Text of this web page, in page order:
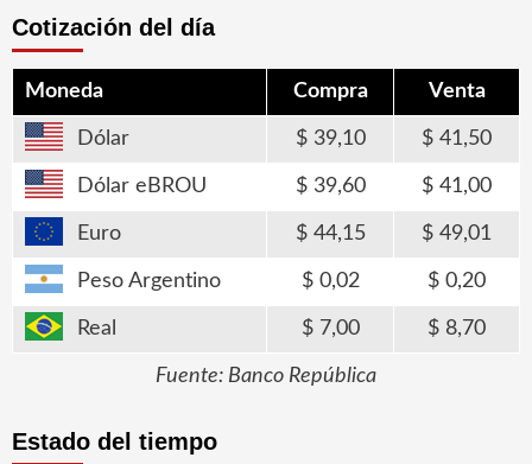
Cotización del día
Moneda Compra Venta
Dólar 39,10 41,50
Dólar eBROU 39,60 41,00
Euro 44,15 49,01
Peso Argentino 0,02 0,20
Real 7,00 8,70
Fuente: Banco República
Estado del tiempo